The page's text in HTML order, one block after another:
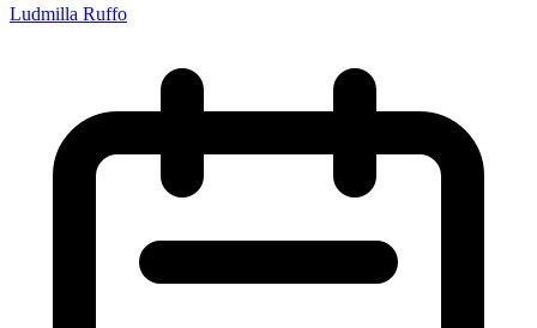
Ludmilla Ruffo